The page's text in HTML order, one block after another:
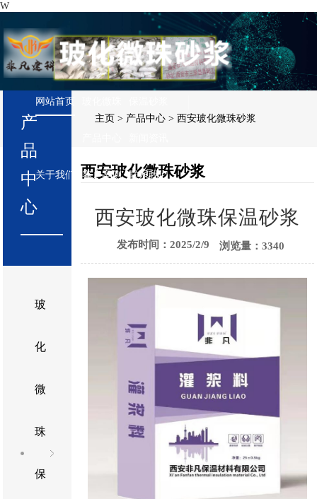
W
网站首页
关于我们 客户案例 联系我们
产
品
中
心
玻
化
微
珠
保
主页 > 产品中心 > 西安玻化微珠砂浆
西安玻化微珠砂浆
西安玻化微珠保温砂浆
发布时间：2025/2/9 浏览量：3340